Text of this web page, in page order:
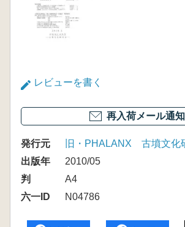
レビューを書く
再入荷メール通知
発行元
旧・PHALANX 古墳文化
出版年
2010/05
判
A4
六一ID
N04786